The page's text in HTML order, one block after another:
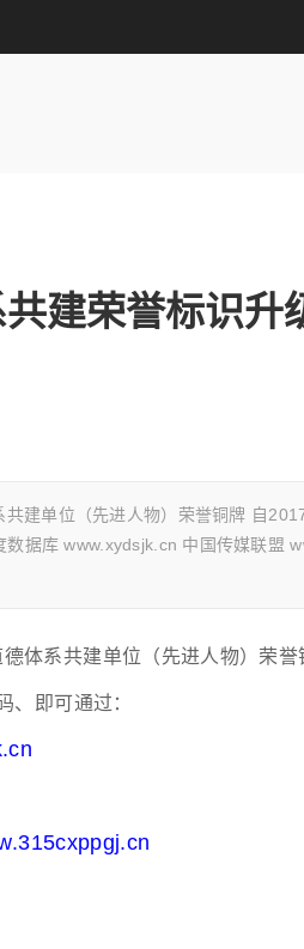
建荣誉标识升
建单位（先进人物）荣誉铜牌 自
据库 www.xydsjk.cn 中国传媒联盟
体系共建单位（先进人物）荣誉
、即可通过：